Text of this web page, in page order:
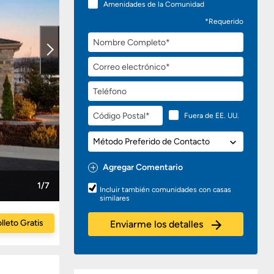
Amenidades de la Comunidad
*Requerido
Nombre
Completo
Correo
electrónico
Teléfono
Código
Postal
Fuera de EE. UU.
Método
Preferido
de
Contacto
Agregar Comentario
Preguntas
o
Comentarios
Incluir también comunidades con casas
similares
Enviarme los detalles
1/7
Gratis